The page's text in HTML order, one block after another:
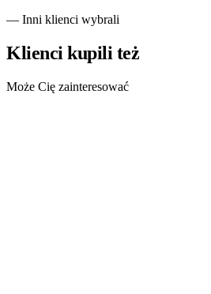
— Inni klienci wybrali
Klienci kupili też
Może Cię zainteresować